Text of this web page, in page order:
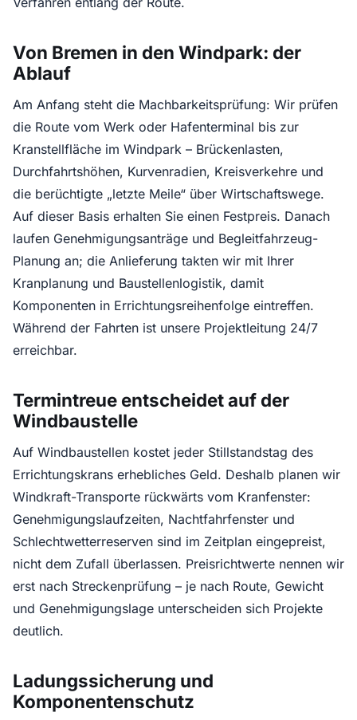
Von Bremen in den Windpark: der
Ablauf
Am Anfang steht die Machbarkeitsprüfung: Wir prüfen
die Route vom Werk oder Hafenterminal bis zur
Kranstellfläche im Windpark – Brückenlasten,
Durchfahrtshöhen, Kurvenradien, Kreisverkehre und
die berüchtigte „letzte Meile“ über Wirtschaftswege.
Auf dieser Basis erhalten Sie einen Festpreis. Danach
laufen Genehmigungsanträge und Begleitfahrzeug-
Planung an; die Anlieferung takten wir mit Ihrer
Kranplanung und Baustellenlogistik, damit
Komponenten in Errichtungsreihenfolge eintreffen.
Während der Fahrten ist unsere Projektleitung 24/7
erreichbar.
Termintreue entscheidet auf der
Windbaustelle
Auf Windbaustellen kostet jeder Stillstandstag des
Errichtungskrans erhebliches Geld. Deshalb planen wir
Windkraft-Transporte rückwärts vom Kranfenster:
Genehmigungslaufzeiten, Nachtfahrfenster und
Schlechtwetterreserven sind im Zeitplan eingepreist,
nicht dem Zufall überlassen. Preisrichtwerte nennen wir
erst nach Streckenprüfung – je nach Route, Gewicht
und Genehmigungslage unterscheiden sich Projekte
deutlich.
Ladungssicherung und
Komponentenschutz